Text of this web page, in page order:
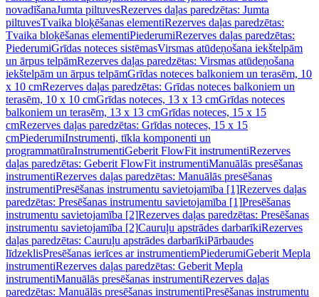
novadīšanaJumta piltuvesRezerves daļas paredzētas: Jumta
piltuvesTvaika bloķēšanas elementiRezerves daļas paredzētas:
Tvaika bloķēšanas elementiPiederumiRezerves daļas paredzētas:
PiederumiGrīdas noteces sistēmasVirsmas atūdeņošana iekštelpām
un ārpus telpāmRezerves daļas paredzētas: Virsmas atūdeņošana
iekštelpām un ārpus telpāmGrīdas noteces balkoniem un terasēm, 10
x 10 cmRezerves daļas paredzētas: Grīdas noteces balkoniem un
terasēm, 10 x 10 cmGrīdas noteces, 13 x 13 cmGrīdas noteces
balkoniem un terasēm, 13 x 13 cmGrīdas noteces, 15 x 15
cmRezerves daļas paredzētas: Grīdas noteces, 15 x 15
cmPiederumiInstrumenti, tīkla komponenti un
programmatūraInstrumentiGeberit FlowFit instrumentiRezerves
daļas paredzētas: Geberit FlowFit instrumentiManuālās presēšanas
instrumentiRezerves daļas paredzētas: Manuālās presēšanas
instrumentiPresēšanas instrumentu savietojamība [1]Rezerves daļas
paredzētas: Presēšanas instrumentu savietojamība [1]Presēšanas
instrumentu savietojamība [2]Rezerves daļas paredzētas: Presēšanas
instrumentu savietojamība [2]Cauruļu apstrādes darbarīkiRezerves
daļas paredzētas: Cauruļu apstrādes darbarīkiPārbaudes
līdzeklisPresēšanas ierīces ar instrumentiemPiederumiGeberit Mepla
instrumentiRezerves daļas paredzētas: Geberit Mepla
instrumentiManuālās presēšanas instrumentiRezerves daļas
paredzētas: Manuālās presēšanas instrumentiPresēšanas instrumentu